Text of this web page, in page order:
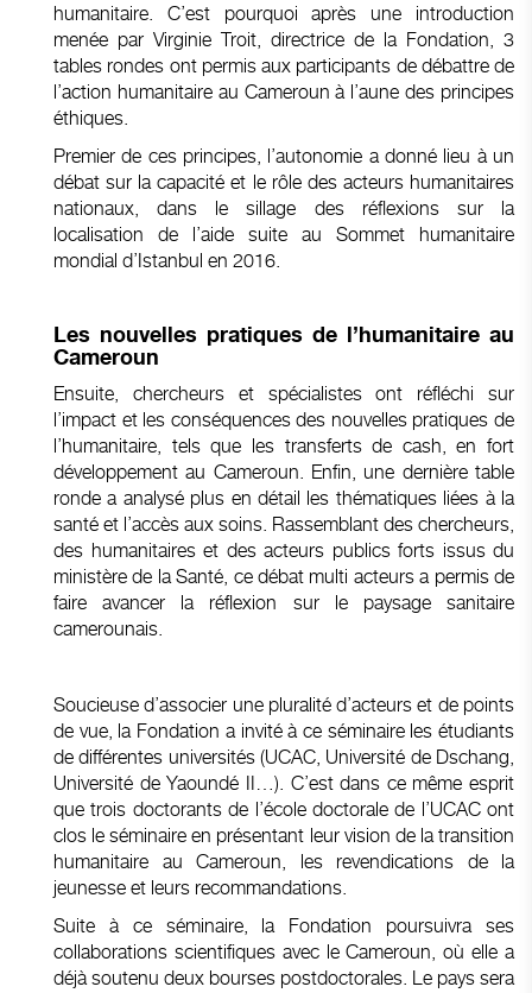
humanitaire. C’est pourquoi après une introduction
menée par Virginie Troit, directrice de la Fondation, 3
tables rondes ont permis aux participants de débattre de
l’action humanitaire au Cameroun à l’aune des principes
éthiques.
Premier de ces principes, l’autonomie a donné lieu à un
débat sur la capacité et le rôle des acteurs humanitaires
nationaux, dans le sillage des réflexions sur la
localisation de l’aide suite au Sommet humanitaire
mondial d’Istanbul en 2016.
Les nouvelles pratiques de l’humanitaire au
Cameroun
Ensuite, chercheurs et spécialistes ont réfléchi sur
l’impact et les conséquences des nouvelles pratiques de
l’humanitaire, tels que les transferts de cash, en fort
développement au Cameroun. Enfin, une dernière table
ronde a analysé plus en détail les thématiques liées à la
santé et l’accès aux soins. Rassemblant des chercheurs,
des humanitaires et des acteurs publics forts issus du
ministère de la Santé, ce débat multi acteurs a permis de
faire avancer la réflexion sur le paysage sanitaire
camerounais.
Soucieuse d’associer une pluralité d’acteurs et de points
de vue, la Fondation a invité à ce séminaire les étudiants
de différentes universités (UCAC, Université de Dschang,
Université de Yaoundé II…). C’est dans ce même esprit
que trois doctorants de l’école doctorale de l’UCAC ont
clos le séminaire en présentant leur vision de la transition
humanitaire au Cameroun, les revendications de la
jeunesse et leurs recommandations.
Suite à ce séminaire, la Fondation poursuivra ses
collaborations scientifiques avec le Cameroun, où elle a
déjà soutenu deux bourses postdoctorales. Le pays sera